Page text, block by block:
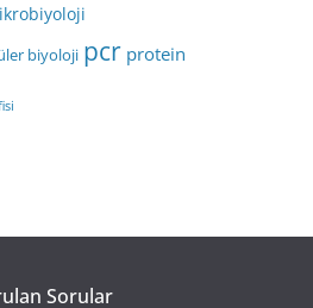
biyoloji pcr protein
Sorular